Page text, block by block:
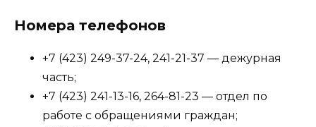
Номера телефонов
+7 (423) 249-37-24, 241-21-37 — дежурная
часть;
+7 (423) 241-13-16, 264-81-23 — отдел по
работе с обращениями граждан;